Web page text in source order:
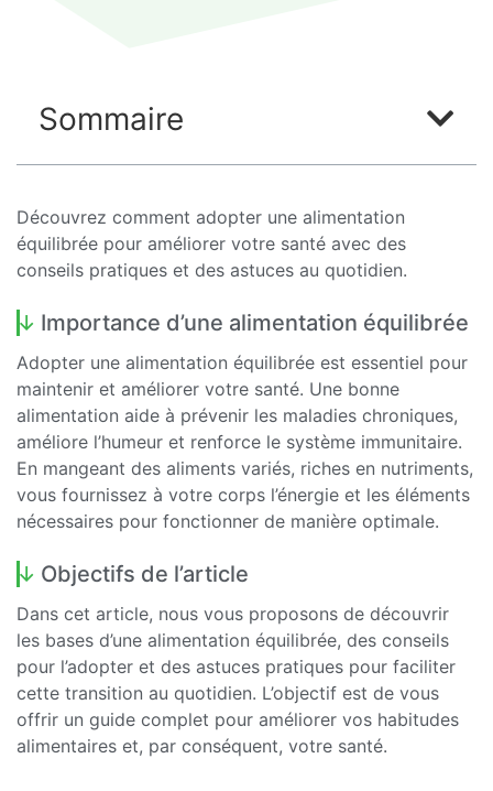
Sommaire
Découvrez comment adopter une alimentation
équilibrée pour améliorer votre santé avec des
conseils pratiques et des astuces au quotidien.
Importance d’une alimentation équilibrée
Adopter une alimentation équilibrée est essentiel pour
maintenir et améliorer votre santé. Une bonne
alimentation aide à prévenir les maladies chroniques,
améliore l’humeur et renforce le système immunitaire.
En mangeant des aliments variés, riches en nutriments,
vous fournissez à votre corps l’énergie et les éléments
nécessaires pour fonctionner de manière optimale.
Objectifs de l’article
Dans cet article, nous vous proposons de découvrir
les bases d’une alimentation équilibrée, des conseils
pour l’adopter et des astuces pratiques pour faciliter
cette transition au quotidien. L’objectif est de vous
offrir un guide complet pour améliorer vos habitudes
alimentaires et, par conséquent, votre santé.